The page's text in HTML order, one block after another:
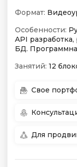
Формат:
Особенности:
API
БД.
Занятий: 12
Свое
Для